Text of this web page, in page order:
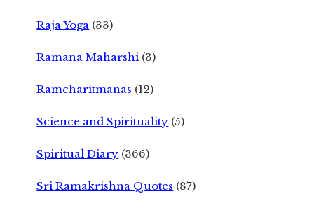
Raja Yoga (33)
Ramana Maharshi (3)
Ramcharitmanas (12)
Science and Spirituality (5)
Spiritual Diary (366)
Sri Ramakrishna Quotes (87)